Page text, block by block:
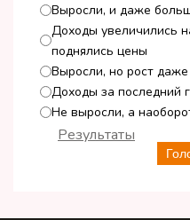
Выросли, и даже
Доходы увеличились
поднялись цены
Выросли, но рост
Доходы за последний
Не выросли, а
Результаты